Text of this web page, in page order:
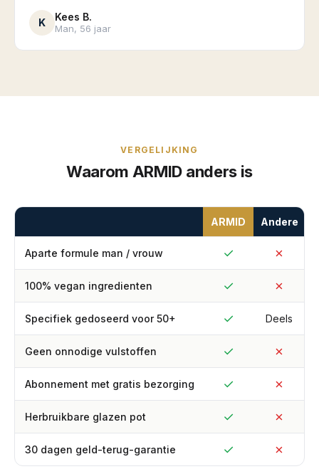
K Kees B.
Man, 56 jaar
VERGELIJKING
Waarom ARMID anders is
ARMID Andere
Aparte formule man / vrouw ✓ ✗
100% vegan ingredienten ✓ ✗
Specifiek gedoseerd voor 50+ ✓ Deels
Geen onnodige vulstoffen ✓ ✗
Abonnement met gratis bezorging ✓ ✗
Herbruikbare glazen pot ✓ ✗
30 dagen geld-terug-garantie ✓ ✗